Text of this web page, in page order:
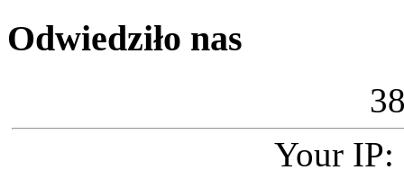
Odwiedziło nas
3
Your IP: